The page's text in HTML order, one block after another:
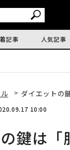
記事 人気記事
ダイエットの
10:00
鍵は